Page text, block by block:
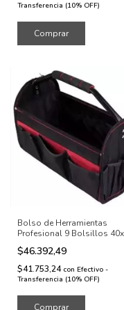
Transferencia (10% OFF)
Bolso de Herramientas
Profesional 9 Bolsillos
Cms Kendo
$46.392,49
$41.753,24 con Efectivo -
Transferencia (10% OFF)